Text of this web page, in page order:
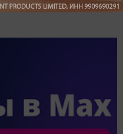
Dreame Z40 AquaCycle